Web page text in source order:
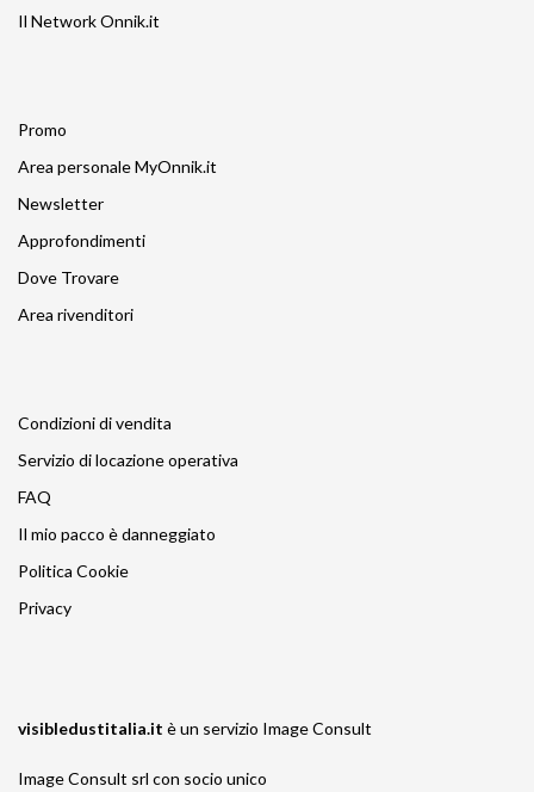
Il Network Onnik.it
Promo
Area personale MyOnnik.it
Newsletter
Approfondimenti
Dove Trovare
Area rivenditori
Condizioni di vendita
Servizio di locazione operativa
FAQ
Il mio pacco è danneggiato
Politica Cookie
Privacy
visibledustitalia.it è un servizio Image Consult
Image Consult srl con socio unico